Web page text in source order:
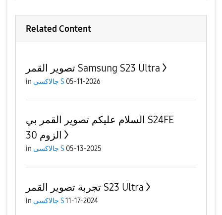
Related Content
تصوير القمر Samsung S23 Ultra
in جالاكسى S 05-11-2026
السلام عليكم تصوير القمر بي S24FE
الزوم 30
in جالاكسى S 05-13-2025
تجربة تصوير القمر S23 Ultra
in جالاكسى S11-17-2024